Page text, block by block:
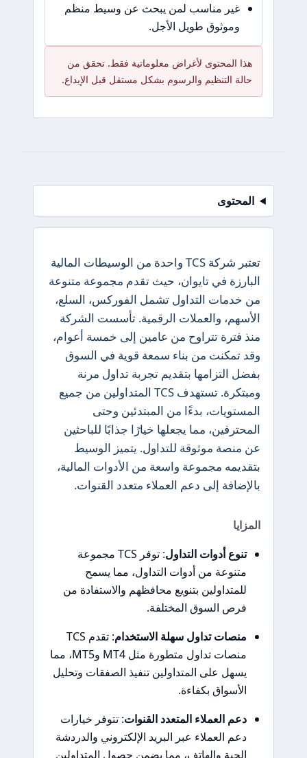
غير مناسب لمن يبحث عن وسيط منظم
وموثوق طويل الأجل.
هذا المحتوى لأغراض معلوماتية فقط. تحقق من
حالة التنظيم والرسوم بشكل مستقل قبل الإيداع.
المحتوى
تعتبر شركة TCS واحدة من الوسيطات المالية
البارزة في تايوان، حيث تقدم مجموعة متنوعة
من خدمات التداول تشمل الفوركس، السلع،
الأسهم، والعملات الرقمية. تأسست الشركة
منذ فترة تتراوح من عامين إلى خمسة أعوام،
وقد تمكنت من بناء سمعة قوية في السوق
بفضل التزامها بتقديم تجربة تداول مرنة
ومبتكرة. تستهدف TCS المتداولين من جميع
المستويات، بدءًا من المبتدئين وحتى
المحترفين، مما يجعلها خيارًا جذابًا للباحثين
عن منصة موثوقة للتداول. يتميز الوسيط
بتقديمه مجموعة واسعة من الأدوات المالية،
بالإضافة إلى دعم العملاء متعدد القنوات.
المزايا
تنوع أدوات التداول
: توفر TCS مجموعة
متنوعة من أدوات التداول، مما يسمح
للمتداولين بتنويع محافظهم والاستفادة من
فرص السوق المختلفة.
منصات تداول سهلة الاستخدام
: تقدم TCS
منصات تداول متطورة مثل MT4 وMT5، مما
يسهل على المتداولين تنفيذ الصفقات وتحليل
الأسواق بكفاءة.
دعم العملاء المتعدد القنوات: تتوفر خيارات
دعم العملاء عبر البريد الإلكتروني والدردشة
الحية والهاتف، مما يضمن حصول المتداولين